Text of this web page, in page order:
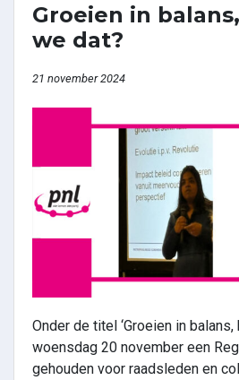
Groeien in
we dat?
21 november 2024
Onder de titel ‘Groeien in
woensdag 20 november een
gehouden voor raadsleden en